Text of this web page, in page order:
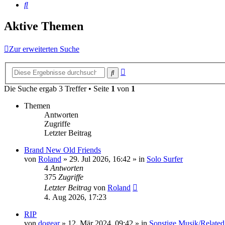
Suche
Aktive Themen
Zur erweiterten Suche
Suche
Die Suche ergab 3 Treffer • Seite 1 von 1
Themen
Antworten
Zugriffe
Letzter Beitrag
Brand New Old Friends
von Roland » 29. Jul 2026, 16:42 » in Solo Surfer
4 Antworten
375 Zugriffe
Letzter Beitrag von Roland
4. Aug 2026, 17:23
RIP
von dogear» 12. Mär 2024, 09:42 » in Sonstige Musik/